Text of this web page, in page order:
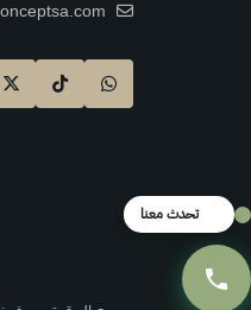
تحدث معنا